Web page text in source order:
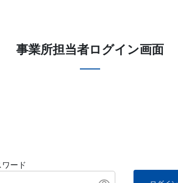
事業所担当者ログイン画面
ード